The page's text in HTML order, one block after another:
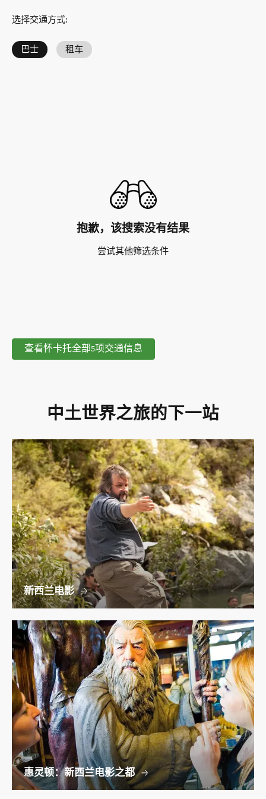
选择交通方式:
巴士 租车
抱歉，该搜索没有结果
尝试其他筛选条件
查看怀卡托全部5项交通信息
中土世界之旅的下一站
新西兰电影
惠灵顿：新西兰电影之都